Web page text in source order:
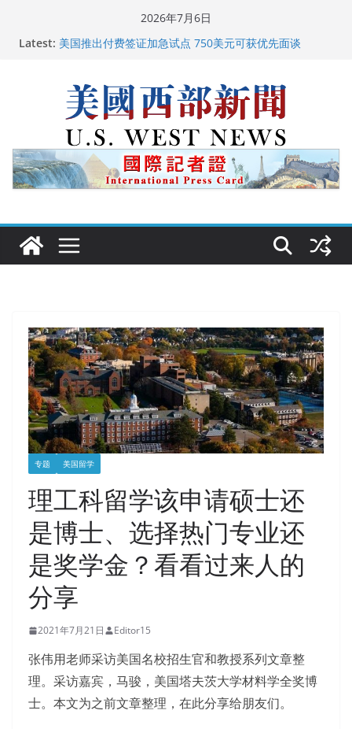
2026年7月6日
Latest: 美国推出付费签证加急试点 750美元可获优先面谈
美国最高法院维持“出生公民权” : 出生在美国就是美国
人！
中国驻美国大使谢锋邀请美国老教师罗纳德·萨科尔斯基
再次访华
专题 美国留学
理工科留学该申请硕士还
是博士、选择热门专业还
是奖学金？看看过来人的
分享
2021年7月21日 Editor15
张伟用老师采访美国名校招生官和教授系列文章整
理。采访嘉宾，马骏，美国塔夫茨大学材料学全奖博
士。本文为之前文章整理，在此分享给朋友们。